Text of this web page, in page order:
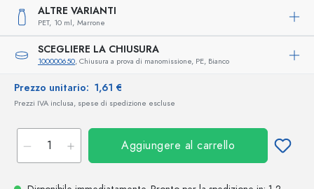
ALTRE VARIANTI
PET, 10 ml, Marrone
SCEGLIERE LA CHIUSURA
100000650, Chiusura a prova di manomissione, PE, Bianco
Prezzo unitario: 1,61 €
Prezzi IVA inclusa, spese di spedizione escluse
Aggiungere al carrello